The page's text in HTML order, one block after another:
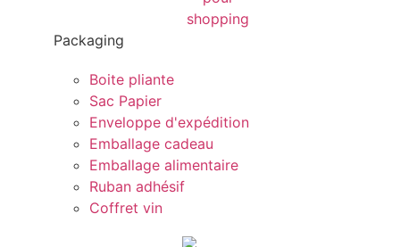
Packaging
Boite pliante
Sac Papier
Enveloppe d'expédition
Emballage cadeau
Emballage alimentaire
Ruban adhésif
Coffret vin